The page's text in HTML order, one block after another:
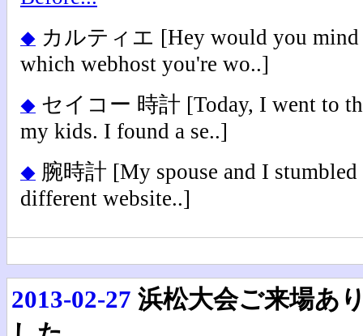
◆ カルティエ [Hey would you
which webhost you're wo..]
◆ セイコー 時計 [Today, I went to
my kids. I found a se..]
◆ 腕時計 [My spouse and I stumbled
different website..]
2013-02-27 浜松大会ご来場あ